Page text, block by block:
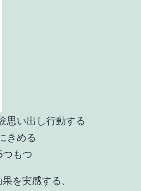
思い出し行動する
きめる
もつ
を実感する、